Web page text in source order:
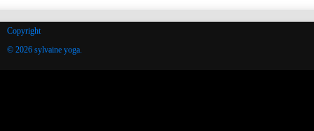
Copyright
© 2026 sylvaine yoga.